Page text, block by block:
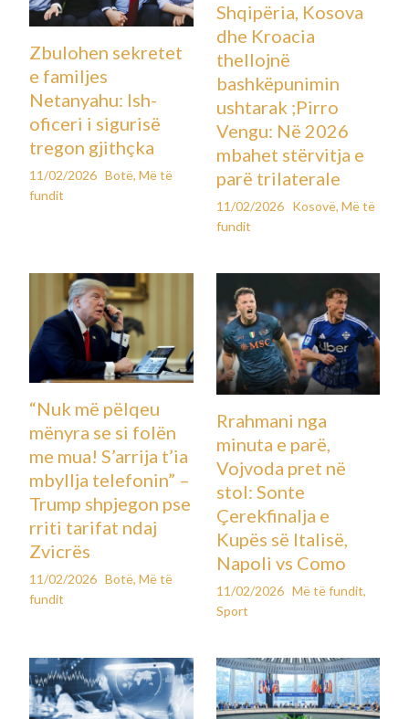
Zbulohen sekretet
e familjes
Netanyahu: Ish-
oficeri i sigurisë
tregon gjithçka
11/02/2026 Botë,Më të
fundit
Shqipëria, Kosova
dhe Kroacia
thellojnë
bashkëpunimin
ushtarak ;Pirro
Vengu: Në 2026
mbahet stërvitja e
parë trilaterale
11/02/2026 Kosovë, Më të
fundit
“Nuk më pëlqeu
mënyra se si folën
me mua! S’arrija t’ia
mbyllja telefonin” –
Trump shpjegon pse
rriti tarifat ndaj
Zvicrës
11/02/2026 Botë,Më të
fundit
Rrahmani nga
minuta e parë,
Vojvoda pret në
stol: Sonte
Çerekfinalja e
Kupës së Italisë,
Napoli vs Como
11/02/2026 Më të fundit,
Sport